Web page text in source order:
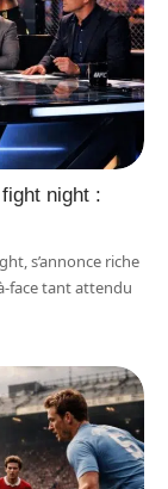
night :
s’annonce riche
face tant attendu